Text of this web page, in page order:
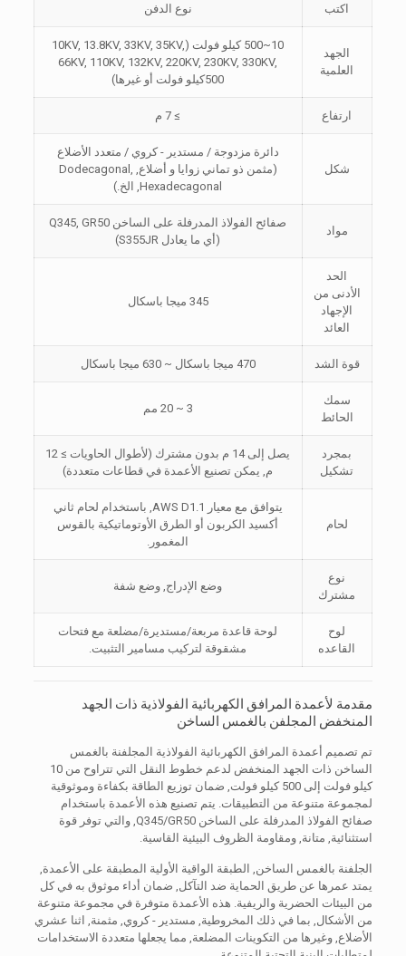
اكتب نوع الدفن
الجهد
العلمية
10~500 كيلو فولت (10KV, 13.8KV, 33KV, 35KV,
66KV, 110KV, 132KV, 220KV, 230KV, 330KV,
500كيلو فولت أو غيرها)
ارتفاع ≥ 7 م
شكل
دائرة مزدوجة / مستدير - كروي / متعدد الأضلاع
(مثمن ذو تماني زوايا و أضلاع, Dodecagonal,
Hexadecagonal, الخ.)
مواد
صفائح الفولاذ المدرفلة على الساخن Q345, GR50
(أي ما يعادل S355JR)
الحد
الأدنى من
الإجهاد
العائد
345 ميجا باسكال
قوة الشد 470 ميجا باسكال ~ 630 ميجا باسكال
سمك
الحائط
3 ~ 20 مم
بمجرد
تشكيل
يصل إلى 14 م بدون مشترك (لأطوال الحاويات ≥ 12
م, يمكن تصنيع الأعمدة في قطاعات متعددة)
لحام
يتوافق مع معيار AWS D1.1, باستخدام لحام ثاني
أكسيد الكربون أو الطرق الأوتوماتيكية بالقوس
المغمور.
نوع
مشترك
وضع الإدراج, وضع شفة
لوح
القاعده
لوحة قاعدة مربعة/مستديرة/مضلعة مع فتحات
مشقوقة لتركيب مسامير التثبيت.
مقدمة لأعمدة المرافق الكهربائية الفولاذية ذات الجهد
المنخفض المجلفن بالغمس الساخن
تم تصميم أعمدة المرافق الكهربائية الفولاذية المجلفنة بالغمس
الساخن ذات الجهد المنخفض لدعم خطوط النقل التي تتراوح من 10
كيلو فولت إلى 500 كيلو فولت, ضمان توزيع الطاقة بكفاءة وموثوقية
لمجموعة متنوعة من التطبيقات. يتم تصنيع هذه الأعمدة باستخدام
صفائح الفولاذ المدرفلة على الساخن Q345/GR50, والتي توفر قوة
استثنائية, متانة, ومقاومة الظروف البيئية القاسية.
الجلفنة بالغمس الساخن, الطبقة الواقية الأولية المطبقة على الأعمدة,
يمتد عمرها عن طريق الحماية ضد التآكل, ضمان أداء موثوق به في كل
من البيئات الحضرية والريفية. هذه الأعمدة متوفرة في مجموعة متنوعة
من الأشكال, بما في ذلك المخروطية, مستدير - كروي, مثمنة, اثنا عشري
الأضلاع, وغيرها من التكوينات المضلعة, مما يجعلها متعددة الاستخدامات